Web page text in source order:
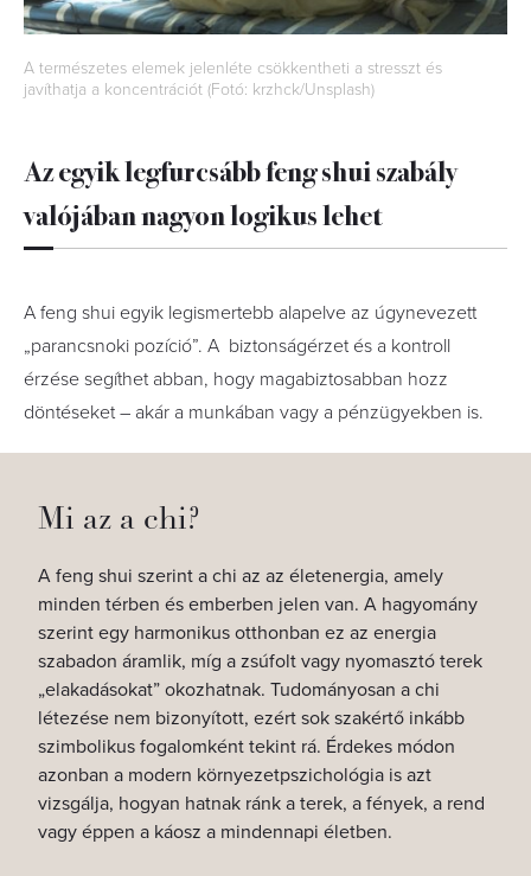
A természetes elemek jelenléte csökkentheti a stresszt és
javíthatja a koncentrációt (Fotó: krzhck/Unsplash)
Az egyik legfurcsább feng shui szabály
valójában nagyon logikus lehet
A feng shui egyik legismertebb alapelve az úgynevezett
„parancsnoki pozíció”. A biztonságérzet és a kontroll
érzése segíthet abban, hogy magabiztosabban hozz
döntéseket – akár a munkában vagy a pénzügyekben is.
Mi az a chi?
A feng shui szerint a chi az az életenergia, amely
minden térben és emberben jelen van. A hagyomány
szerint egy harmonikus otthonban ez az energia
szabadon áramlik, míg a zsúfolt vagy nyomasztó terek
„elakadásokat” okozhatnak. Tudományosan a chi
létezése nem bizonyított, ezért sok szakértő inkább
szimbolikus fogalomként tekint rá. Érdekes módon
azonban a modern környezetpszichológia is azt
vizsgálja, hogyan hatnak ránk a terek, a fények, a rend
vagy éppen a káosz a mindennapi életben.